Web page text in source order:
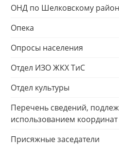
ОНД по Шелковскому
Опека
Опросы населения
Отдел ИЗО ЖКХ ТиС
Отдел культуры
Перечень сведений,
использованием координат
Присяжные заседатели